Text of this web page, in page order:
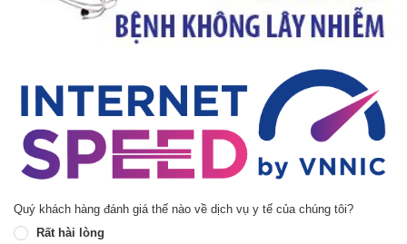
Quý khách hàng đánh giá thế nào về dịch vụ y tế của chúng tôi?
Rất hài lòng